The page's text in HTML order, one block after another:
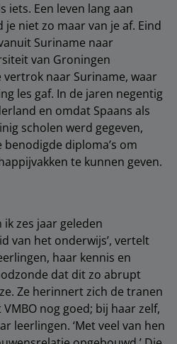
iets. Een leven lang aan
niet zo maar van je af. Eind
Suriname naar
van Groningen
vertrok naar Suriname, waar
les gaf. In de jaren negentig
en omdat Spaans als
scholen werd gegeven,
diploma’s om
te kunnen geven.
zes jaar geleden
van het onderwijs’, vertelt
haar kennis en
dat dit zo abrupt
Ze herinnert zich de tranen
nog goed; bij haar zelf,
leerlingen. ‘Met veel van hen